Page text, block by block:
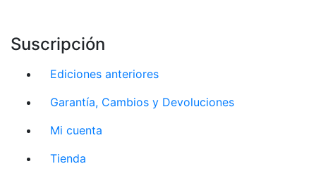
Suscripción
Ediciones anteriores
Garantía, Cambios y Devoluciones
Mi cuenta
Tienda